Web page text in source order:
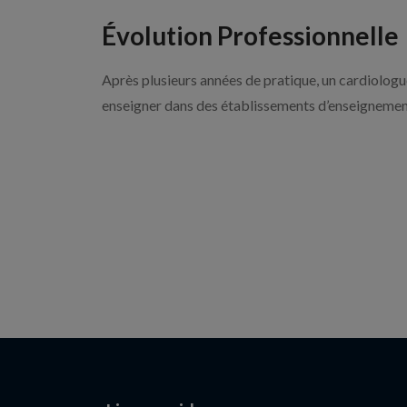
Évolution Professionnelle
Après plusieurs années de pratique, un
enseigner dans des établissements